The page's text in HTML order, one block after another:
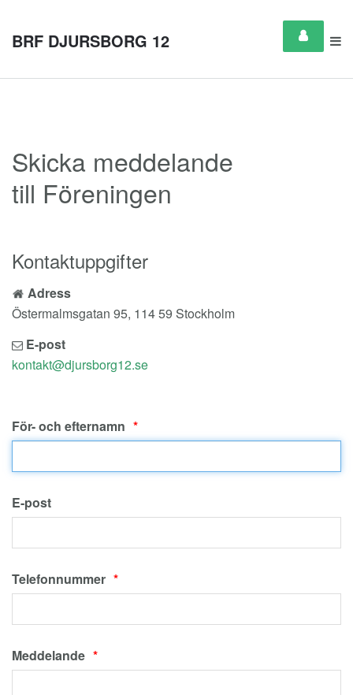
BRF DJURSBORG 12
Skicka meddelande
till Föreningen
Kontaktuppgifter
Adress
Östermalmsgatan 95, 114 59 Stockholm
E-post
För- och efternamn
E-post
Telefonnummer
Meddelande